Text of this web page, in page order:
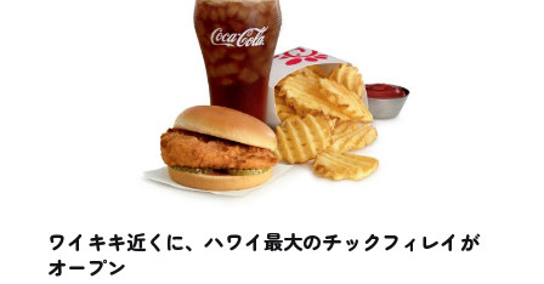
ワイキキ近くに、ハワイ最大のチックフィレイが
オープン